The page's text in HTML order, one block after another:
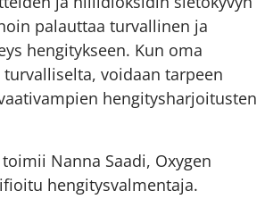
palauttaa turvallinen ja
hengitykseen. Kun oma
voidaan tarpeen
hengitysharjoitusten
Nanna Saadi, Oxygen
hengitysvalmentaja.